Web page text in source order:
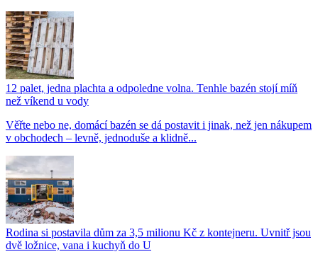
12 palet, jedna plachta a odpoledne volna. Tenhle bazén stojí míň
než víkend u vody
Věřte nebo ne, domácí bazén se dá postavit i jinak, než jen nákupem
v obchodech – levně, jednoduše a klidně...
Rodina si postavila dům za 3,5 milionu Kč z kontejneru. Uvnitř jsou
dvě ložnice, vana i kuchyň do U